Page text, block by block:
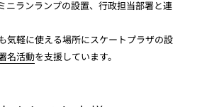
ニランランプの設置、行政担当部署と連
気軽に使える場所にスケートプラザの設
名活動を支援しています。